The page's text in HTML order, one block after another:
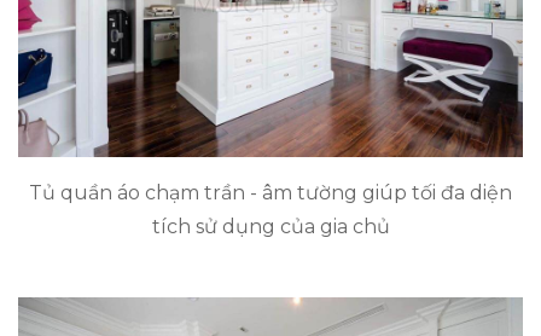
Tủ quần áo chạm trần - âm tường giúp tối đa diện
tích sử dụng của gia chủ